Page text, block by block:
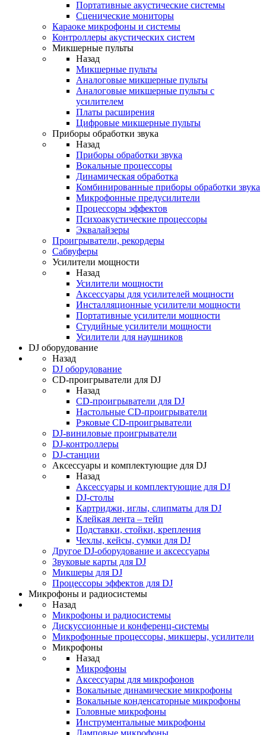
Портативные акустические системы
Сценические мониторы
Караоке микрофоны и системы
Контроллеры акустических систем
Микшерные пульты
Назад
Микшерные пульты
Аналоговые микшерные пульты
Аналоговые микшерные пульты с
усилителем
Платы расширения
Цифровые микшерные пульты
Приборы обработки звука
Назад
Приборы обработки звука
Вокальные процессоры
Динамическая обработка
Комбинированные приборы обработки звука
Микрофонные предусилители
Процессоры эффектов
Психоакустические процессоры
Эквалайзеры
Проигрыватели, рекордеры
Сабвуферы
Усилители мощности
Назад
Усилители мощности
Аксессуары для усилителей мощности
Инсталляционные усилители мощности
Портативные усилители мощности
Студийные усилители мощности
Усилители для наушников
DJ оборудование
Назад
DJ оборудование
CD-проигрыватели для DJ
Назад
CD-проигрыватели для DJ
Настольные CD-проигрыватели
Рэковые CD-проигрыватели
DJ-виниловые проигрыватели
DJ-контроллеры
DJ-станции
Аксессуары и комплектующие для DJ
Назад
Аксессуары и комплектующие для DJ
DJ-столы
Картриджи, иглы, слипматы для DJ
Клейкая лента – тейп
Подставки, стойки, крепления
Чехлы, кейсы, сумки для DJ
Другое DJ-оборудование и аксессуары
Звуковые карты для DJ
Микшеры для DJ
Процессоры эффектов для DJ
Микрофоны и радиосистемы
Назад
Микрофоны и радиосистемы
Дискуссионные и конференц-системы
Микрофонные процессоры, микшеры, усилители
Микрофоны
Назад
Микрофоны
Аксессуары для микрофонов
Вокальные динамические микрофоны
Вокальные конденсаторные микрофоны
Головные микрофоны
Инструментальные микрофоны
Ламповые микрофоны